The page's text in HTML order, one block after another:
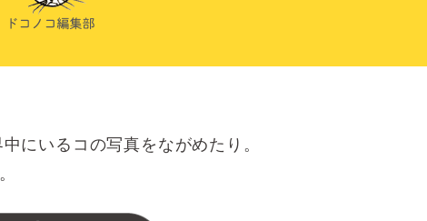
にいるコの写真をながめたり。